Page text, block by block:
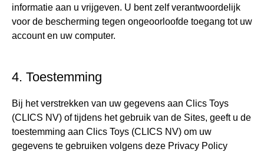
informatie aan u vrijgeven. U bent zelf verantwoordelijk
voor de bescherming tegen ongeoorloofde toegang tot uw
account en uw computer.
4. Toestemming
Bij het verstrekken van uw gegevens aan Clics Toys
(CLICS NV) of tijdens het gebruik van de Sites, geeft u de
toestemming aan Clics Toys (CLICS NV) om uw
gegevens te gebruiken volgens deze Privacy Policy